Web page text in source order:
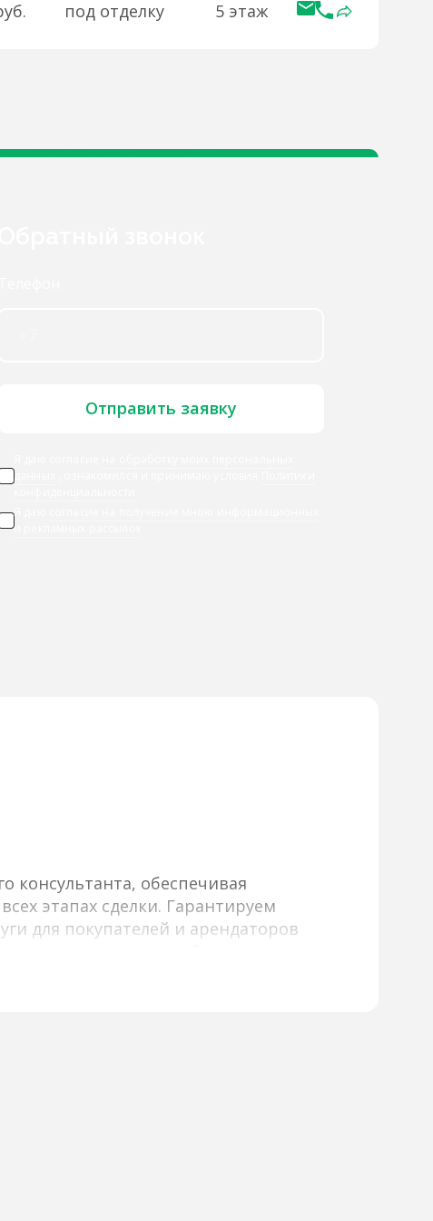
под отделку 5 этаж
Отправить заявку
данных
Я даю
и рекламных рассылок
консультанта, обеспечивая
этапах сделки. Гарантируем
для покупателей и арендаторов